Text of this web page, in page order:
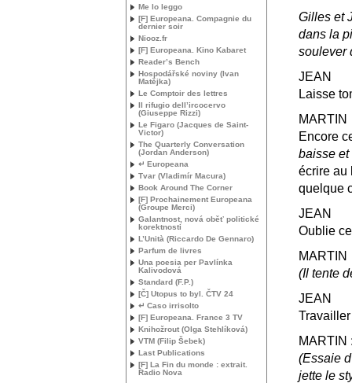
Gilles et
dans la
soulever
JEAN
Laisse
MARTIN
Encore
baisse et
écrire au
quelque
JEAN
Oublie
MARTIN
(Il tente
JEAN
MARTIN
(Essaie
jette le
Me lo leggo
[F] Europeana. Compagnie du
dernier soir
Niooz.fr
[F] Europeana. Kino Kabaret
Reader’s Bench
Hospodářské noviny (Ivan
Matějka)
Le Comptoir des lettres
Il rifugio dell’ircocervo
(Giuseppe Rizzi)
Le Figaro (Jacques de Saint-
Victor)
The Quarterly Conversation
(Jordan Anderson)
↵ Europeana
Tvar (Vladimír Macura)
Book Around The Corner
[F] Prochainement Europeana
(Groupe Merci)
Galantnost, nová oběť politické
korektnosti
L’Unità (Riccardo De Gennaro)
Parfum de livres
Una poesia per Pavlínka
Kalivodová
Standard (F.P.)
[Č] Utopus to byl. ČTV 24
↵ Caso irrisolto
[F] Europeana. France 3 TV
Knihožrout (Olga Stehlíková)
VTM (Filip Šebek)
Last Publications
[F] La Fin du monde : extrait.
Radio Nova